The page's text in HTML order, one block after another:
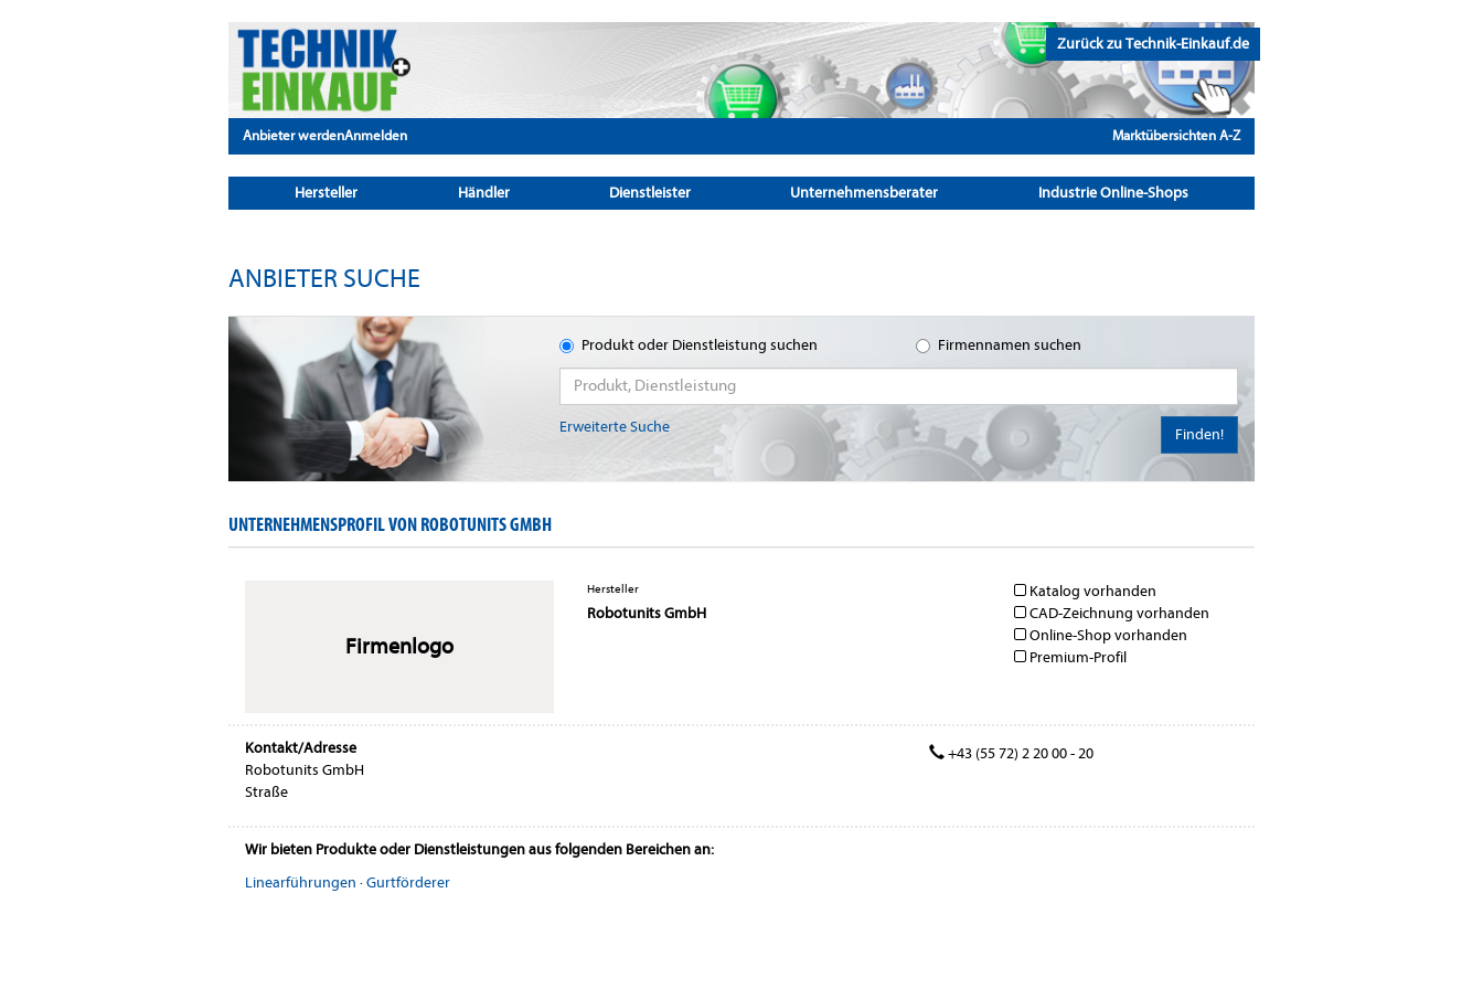
Zurück zu Technik-Einkauf.de
Anbieter werdenAnmelden Marktübersichten A-Z
Hersteller Händler Dienstleister Unternehmensberater Industrie Online-Shops
ANBIETER SUCHE
Produkt oder Dienstleistung suchen Firmennamen suchen
Erweiterte Suche Finden!
UNTERNEHMENSPROFIL VON ROBOTUNITS GMBH
Firmenlogo
Hersteller
Robotunits GmbH
Katalog vorhanden
CAD-Zeichnung vorhanden
Online-Shop vorhanden
Premium-Profil
Kontakt/Adresse
Robotunits GmbH
Straße
+43 (55 72) 2 20 00 - 20
Wir bieten Produkte oder Dienstleistungen aus folgenden Bereichen an:
Linearführungen ·Gurtförderer